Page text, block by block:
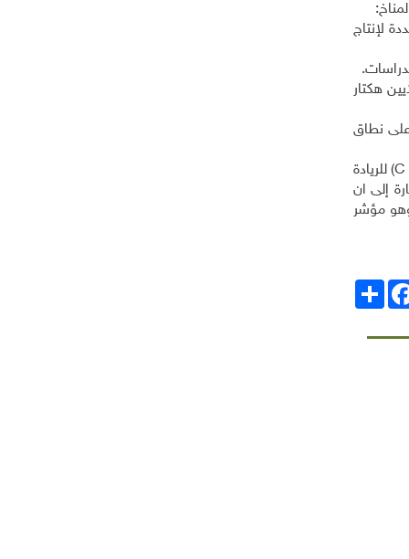
:
لإنتاج
.
الأحراج وتدهور الغابات، فالتقارير تشير إلى أن فقدان الغابات، وصل إلى 7.6 ملايين هكتار
على نطاق
للريادة
إلى ان
مؤشر
انشر